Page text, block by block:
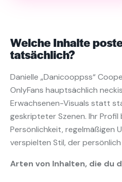
Welche Inhalte
tatsächlich?
Danielle „Danicooppss“
OnlyFans hauptsächlich
Erwachsenen-Visuals statt
geskripteter Szenen. Ihr
Persönlichkeit, regelmäßigen
verspielten Stil, der
Arten von Inhalten, die du